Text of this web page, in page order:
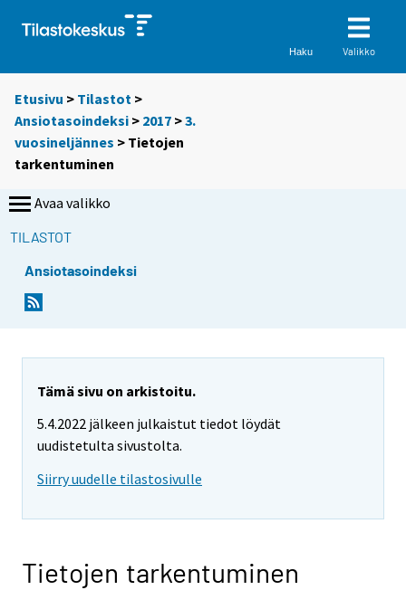
Haku Valikko
Etusivu > Tilastot >
Ansiotasoindeksi > 2017 >3.
vuosineljännes > Tietojen
tarkentuminen
Avaa valikko
TILASTOT
Ansiotasoindeksi
Tämä sivu on arkistoitu.
5.4.2022 jälkeen julkaistut tiedot löydät
uudistetulta sivustolta.
Siirry uudelle tilastosivulle
Tietojen tarkentuminen